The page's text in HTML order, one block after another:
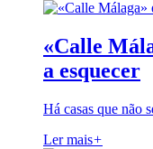
«Calle
a esquecer
Há casas que não
Ler mais+